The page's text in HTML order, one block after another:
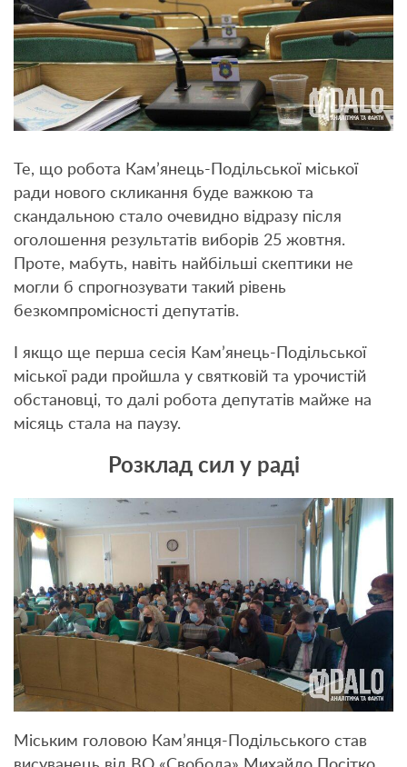
Те, що робота Кам’янець-Подільської міської
ради нового скликання буде важкою та
скандальною стало очевидно відразу після
оголошення результатів виборів 25 жовтня.
Проте, мабуть, навіть найбільші скептики не
могли б спрогнозувати такий рівень
безкомпромісності депутатів.
І якщо ще перша сесія Кам’янець-Подільської
міської ради пройшла у святковій та урочистій
обстановці, то далі робота депутатів майже на
місяць стала на паузу.
Розклад сил у раді
Міським головою Кам’янця-Подільського став